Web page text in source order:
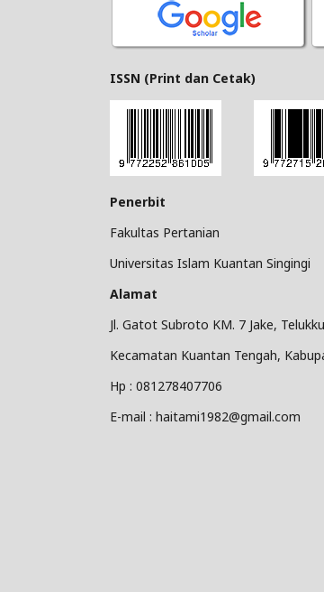
ISSN (Print dan Cetak)
Penerbit
Fakultas Pertanian
Universitas Islam Kuantan Singingi
Alamat
Jl. Gatot Subroto KM. 7 Jake,
Kecamatan Kuantan Tengah,
Hp : 081278407706
E-mail : haitami1982@gmail.com